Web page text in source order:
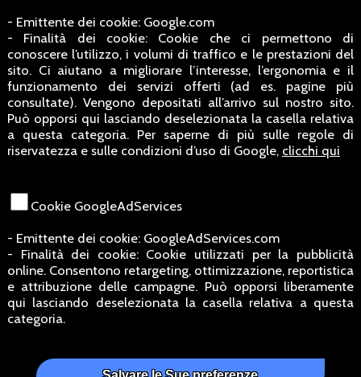
- Emittente dei cookie: Google.com
- Finalità dei cookie: Cookie che ci permettono di
conoscere l’utilizzo, i volumi di traffico e le prestazioni del
sito. Ci aiutano a migliorare l’interesse, l’ergonomia e il
funzionamento dei servizi offerti (ad es. pagine più
consultate). Vengono depositati all’arrivo sul nostro sito.
Può opporsi qui lasciando deselezionata la casella relativa
a questa categoria. Per saperne di più sulle regole di
riservatezza e sulle condizioni d’uso di Google, clicchi qui
Cookie GoogleAdServices
- Emittente dei cookie: GoogleAdServices.com
- Finalità dei cookie: Cookie utilizzati per la pubblicità
online. Consentono retargeting, ottimizzazione, reportistica
e attribuzione delle campagne. Può opporsi liberamente
qui lasciando deselezionata la casella relativa a questa
categoria.